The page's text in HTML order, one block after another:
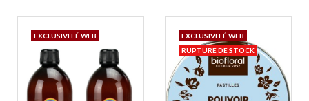
EXCLUSIVITÉ WEB
EXCLUSIVITÉ WEB
RUPTURE DE STOCK